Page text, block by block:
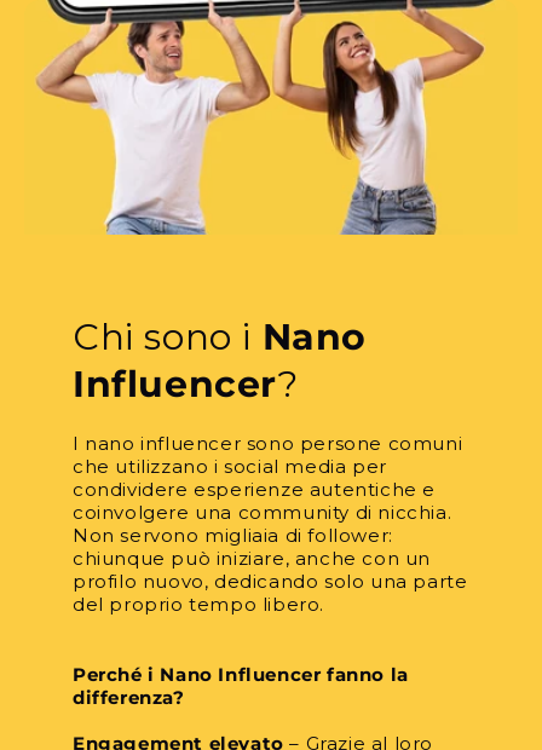
Chi sono i Nano
Influencer?
I nano influencer sono persone comuni
che utilizzano i social media per
condividere esperienze autentiche e
coinvolgere una community di nicchia.
Non servono migliaia di follower:
chiunque può iniziare, anche con un
profilo nuovo, dedicando solo una parte
del proprio tempo libero.
Perché i Nano Influencer fanno la
differenza?
Engagement elevato – Grazie al loro